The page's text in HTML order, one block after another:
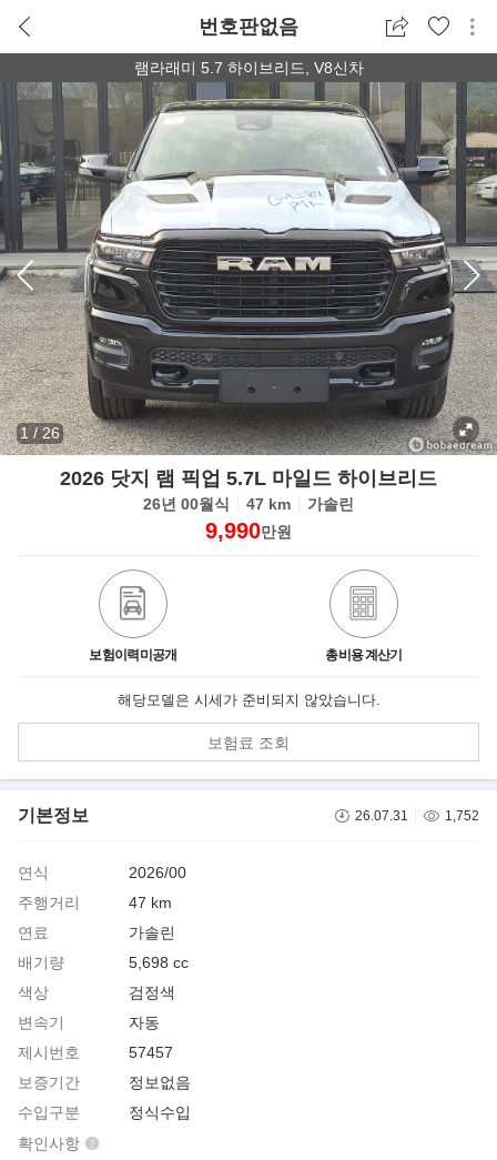
번호판없음
램라래미 5.7 하이브리드, V8신차
1/26
2026 닷지 램 픽업 5.7L 마일드 하이브리드
26년 00월식 47 km 가솔린
9,990만원
보험이력미공개 총비용 계산기
해당모델은 시세가 준비되지 않았습니다.
보험료 조회
기본정보 26.07.31 1,752
연식
2026/00
주행거리
47 km
연료
가솔린
배기량
5,698 cc
색상
검정색
변속기
자동
제시번호
57457
보증기간
정보없음
수입구분
정식수입
확인사항